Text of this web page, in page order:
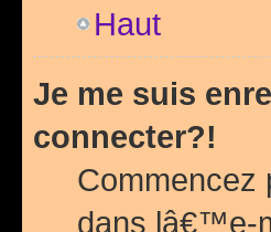
Haut
Je me suis
connecter?!
dans lâ€™e-